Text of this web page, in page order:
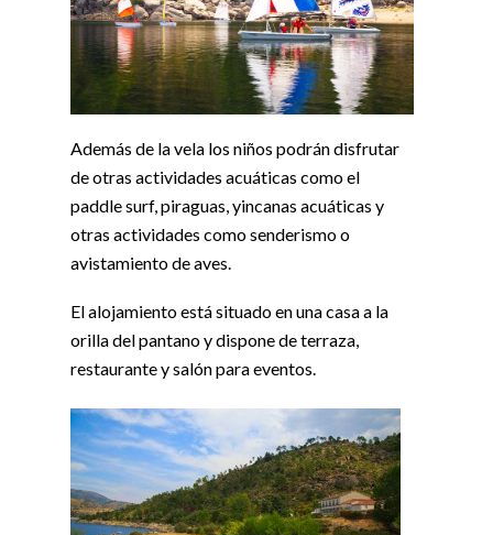
Además de la vela los niños podrán disfrutar
de otras actividades acuáticas como el
paddle surf, piraguas, yincanas acuáticas y
otras actividades como senderismo o
avistamiento de aves.
El alojamiento está situado en una casa a la
orilla del pantano y dispone de terraza,
restaurante y salón para eventos.